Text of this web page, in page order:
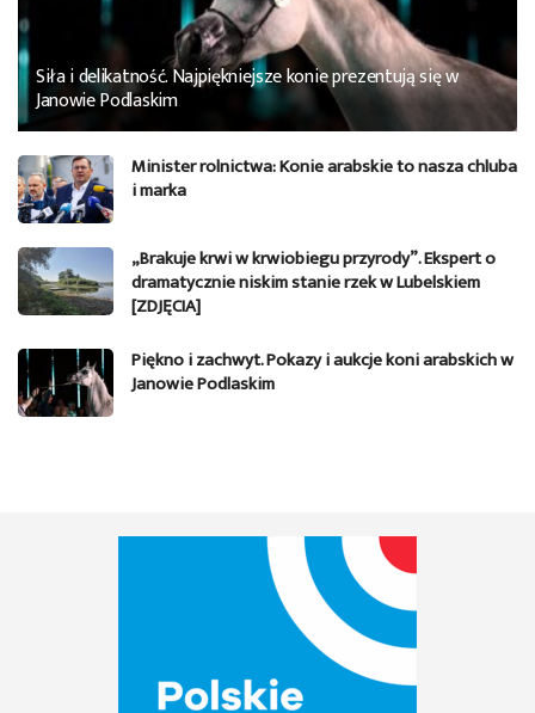
Siła i delikatność. Najpiękniejsze konie prezentują się w
Janowie Podlaskim
Minister rolnictwa: Konie arabskie to nasza chluba
i marka
„Brakuje krwi w krwiobiegu przyrody”. Ekspert o
dramatycznie niskim stanie rzek w Lubelskiem
[ZDJĘCIA]
Piękno i zachwyt. Pokazy i aukcje koni arabskich w
Janowie Podlaskim